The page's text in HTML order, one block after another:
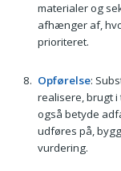
materialer og
afhænger af,
prioriteret.
Opførelse:
realisere, brugt
også betyde
udføres på,
vurdering.